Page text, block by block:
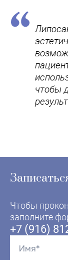
чтобы
Чтобы
заполните
+7 (916)